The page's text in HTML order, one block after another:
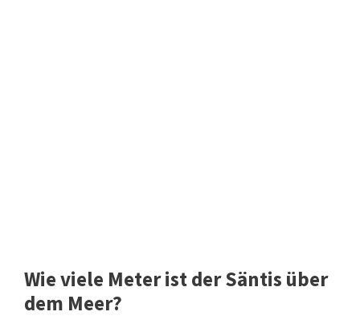
Wie viele Meter ist der Säntis über
dem Meer?